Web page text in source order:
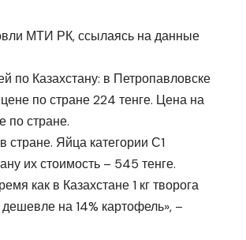
МТИ РК, ссылаясь на данные
по Казахстану: в Петропавловске
по стране 224 тенге. Цена на
по стране.
Яйца категории С1
их стоимость – 545 тенге.
как в Казахстане 1 кг творога
дешевле на 14% картофель», –